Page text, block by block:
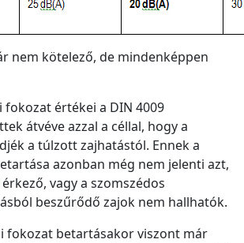
nem kötelező, de mindenképpen
fokozat értékei a DIN 4009
átvéve azzal a céllal, hogy a
a túlzott zajhatástól. Ennek a
azonban még nem jelenti azt,
vagy a szomszédos
beszűrődő zajok nem hallhatók.
fokozat betartásakor viszont már